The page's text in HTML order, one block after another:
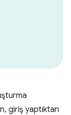
giriş yaptıktan